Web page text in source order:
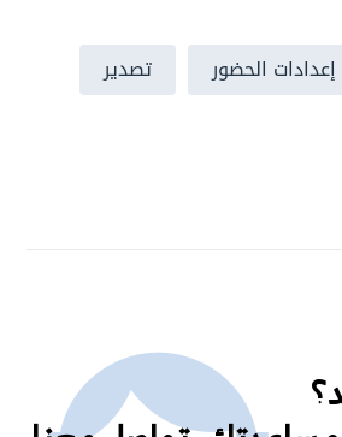
إعدادات الحضور تصدير